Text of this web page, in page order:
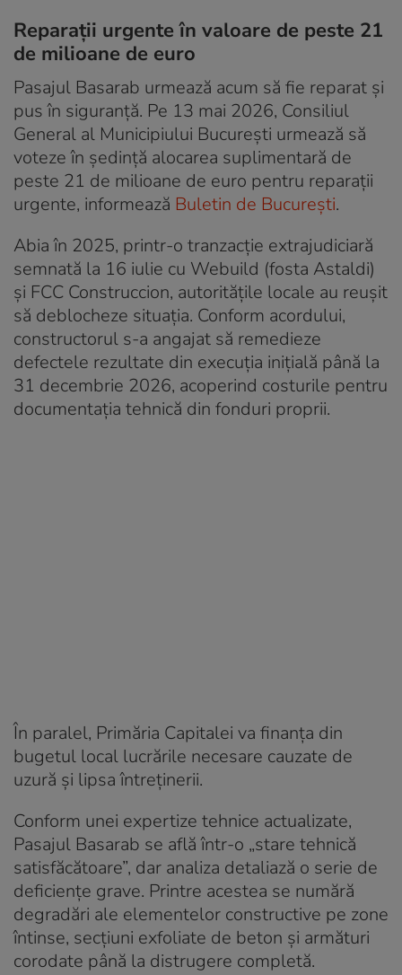
Reparații urgente în valoare de peste 21
de milioane de euro
Pasajul Basarab urmează acum să fie reparat și
pus în siguranță. Pe 13 mai 2026, Consiliul
General al Municipiului București urmează să
voteze în ședință alocarea suplimentară de
peste 21 de milioane de euro pentru reparații
urgente, informează Buletin de București.
Abia în 2025, printr-o tranzacție extrajudiciară
semnată la 16 iulie cu Webuild (fosta Astaldi)
și FCC Construccion, autoritățile locale au reușit
să deblocheze situația. Conform acordului,
constructorul s-a angajat să remedieze
defectele rezultate din execuția inițială până la
31 decembrie 2026, acoperind costurile pentru
documentația tehnică din fonduri proprii.
În paralel, Primăria Capitalei va finanța din
bugetul local lucrările necesare cauzate de
uzură și lipsa întreținerii.
Conform unei expertize tehnice actualizate,
Pasajul Basarab se află într-o „stare tehnică
satisfăcătoare”, dar analiza detaliază o serie de
deficiențe grave. Printre acestea se numără
degradări ale elementelor constructive pe zone
întinse, secțiuni exfoliate de beton și armături
corodate până la distrugere completă.